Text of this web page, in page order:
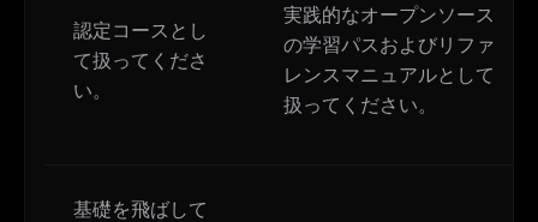
認定コースとし
て扱ってくださ
い。
実践的なオープンソース
の学習パスおよびリファ
レンスマニュアルとして
扱ってください。
基礎を飛ばして